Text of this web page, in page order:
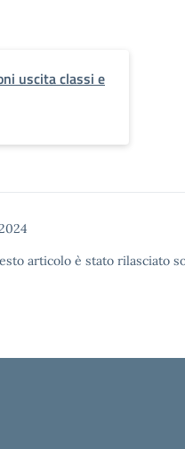
uscita classi e
articolo è stato rilasciato